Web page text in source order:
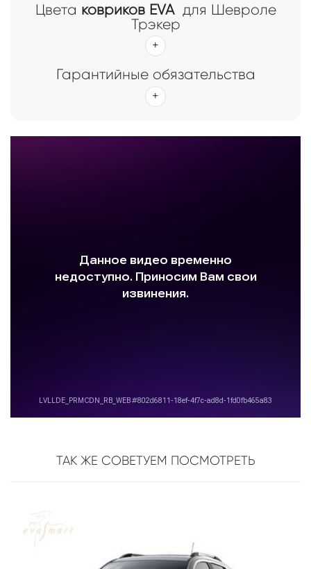
Цвета ковриков EVAдля Шевроле
Трэкер
Гарантийные обязательства
ТАК ЖЕ СОВЕТУЕМ ПОСМОТРЕТЬ